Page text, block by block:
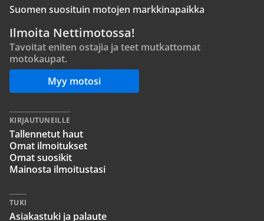
Suomen suosituin motojen markkinapaikka
Ilmoita Nettimotossa!
Tavoitat eniten ostajia ja teet mutkattomat
motokaupat.
Myy motosi
KIRJAUTUNEILLE
Tallennetut haut
Omat ilmoitukset
Omat suosikit
Mainosta ilmoitustasi
TUKI
Asiakastuki ja palaute